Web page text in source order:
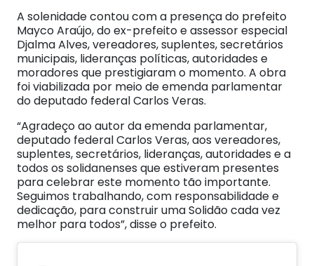
A solenidade contou com a presença do prefeito
Mayco Araújo, do ex-prefeito e assessor especial
Djalma Alves, vereadores, suplentes, secretários
municipais, lideranças políticas, autoridades e
moradores que prestigiaram o momento. A obra
foi viabilizada por meio de emenda parlamentar
do deputado federal Carlos Veras.
“Agradeço ao autor da emenda parlamentar,
deputado federal Carlos Veras, aos vereadores,
suplentes, secretários, lideranças, autoridades e a
todos os solidanenses que estiveram presentes
para celebrar este momento tão importante.
Seguimos trabalhando, com responsabilidade e
dedicação, para construir uma Solidão cada vez
melhor para todos”, disse o prefeito.